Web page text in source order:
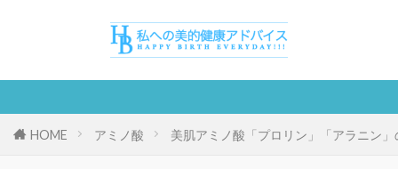
HOME アミノ酸 美肌アミノ酸「プロリン」「アラニン